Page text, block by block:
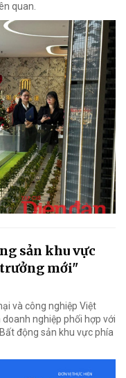
quan.
sản khu vực
mới"
và công nghiệp Việt
doanh nghiệp phối hợp với
động sản khu vực phía